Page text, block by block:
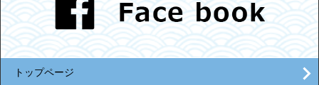
トップページ